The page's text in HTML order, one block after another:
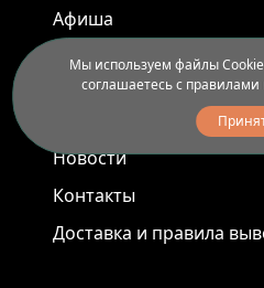
Афиша
Арт-пленэры
Услуги
Новости
Контакты
Доставка и правила
Мы используем файлы
соглашаетесь с